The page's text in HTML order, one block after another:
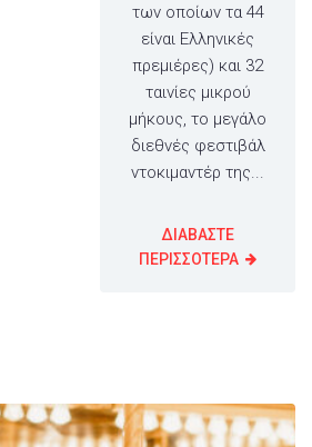
των οποίων τα 44
είναι Ελληνικές
πρεμιέρες) και 32
ταινίες μικρού
μήκους, το μεγάλο
διεθνές φεστιβάλ
ντοκιμαντέρ της...
ΔΙΑΒΑΣΤΕ
ΠΕΡΙΣΣΟΤΕΡΑ